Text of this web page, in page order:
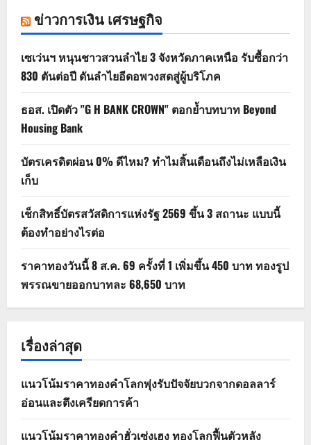
ข่าวการเงิน เศรษฐกิจ
เซเว่นฯ หนุนชาวสวนลำไย 3 จังหวัดภาคเหนือ รับซื้อกว่า
830 ตันต่อปี ดันลำไยอีดอพวงสดสู่ผู้บริโภค
ธอส. เปิดตัว "G H BANK CROWN" ตอกย้ำบทบาท Beyond
Housing Bank
บัตรเครดิตผ่อน 0% ดีไหม? ทำไมสิ้นเดือนถึงไม่เหลือเงิน
เก็บ
เช็กสิทธิ์บัตรสวัสดิการแห่งรัฐ 2569 ขึ้น 3 สถานะ แบบนี้
ต้องทำอย่างไรต่อ
ราคาทองวันนี้ 8 ส.ค. 69 ครั้งที่ 1 เพิ่มขึ้น 450 บาท ทองรูป
พรรณขายออกบาทละ 68,650 บาท
เรื่องล่าสุด
แนวโน้มราคาทองคำโลกพุ่งรับปัจจัยบวกจากดอลลาร์
อ่อนและตึงเครียดการค้า
แนวโน้มราคาทองคำฮั่วเซ่งเฮง ทองโลกฟื้นตัวหลัง